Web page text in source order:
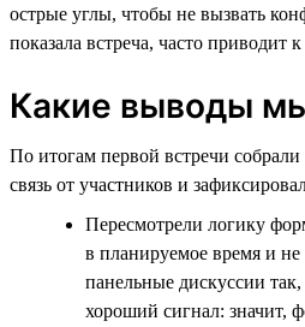
острые углы, чтобы не вызвать
показала встреча, часто приводит
Какие выводы
По итогам первой встречи
связь от участников и
Пересмотрели логику
в планируемое время и
панельные дискуссии
хороший сигнал: значит,